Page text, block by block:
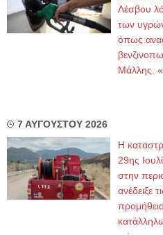
Λέσβου
των
όπως
Μάλλης.
7 ΑΥΓΟΥΣΤΟΥ 2026
Η
29ης
στην
ανέδειξε